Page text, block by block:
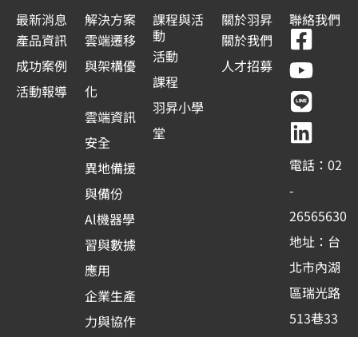
a
t
e
s
最新消息
產品資訊
成功案例
活動報導
解決方案
雲端遷移
與架構優
化
雲端資訊
安全
異地備援
與備份
Al機器學
習與數據
應用
企業生產
力與協作
課程與活
動
活動
課程
羽昇小學
堂
關於羽昇
關於我們
人才招募
聯絡我們
F
a
c
e
b
o
o
k
-
s
q
u
a
Y
o
u
t
u
b
e
L
i
n
e
L
i
n
k
e
d
i
n
電話：02
-
26565630
地址：台
北市內湖
區瑞光路
513巷33